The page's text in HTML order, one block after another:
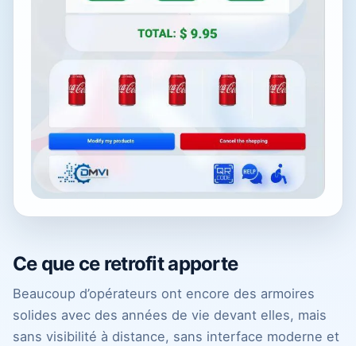
Ce que ce retrofit apporte
Beaucoup d’opérateurs ont encore des armoires
solides avec des années de vie devant elles, mais
sans visibilité à distance, sans interface moderne et